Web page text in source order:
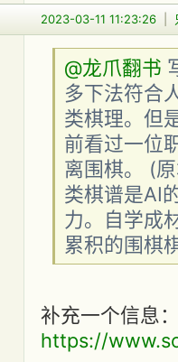
2023-03-11 11:23:26
@龙爪翻书
多下法符合
类棋理。但
前看过一位
离围棋。 (
类棋谱是AI
力。自学成
累积的围棋
补充一个信息
https://